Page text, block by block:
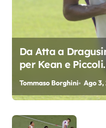
Da Atta a
per Kean e
oscar del
Tommaso Borghini Ago